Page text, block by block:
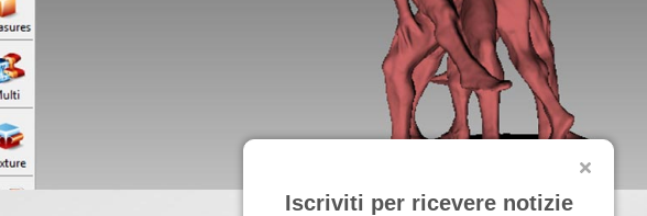
Iscriviti per ricevere notizie